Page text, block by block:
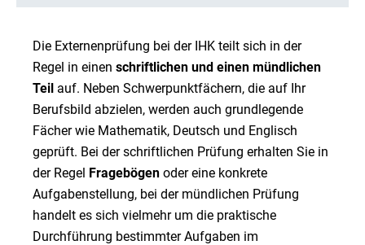
Die Externenprüfung bei der IHK teilt sich in der
Regel in einen schriftlichen und einen mündlichen
Teil auf. Neben Schwerpunktfächern, die auf Ihr
Berufsbild abzielen, werden auch grundlegende
Fächer wie Mathematik, Deutsch und Englisch
geprüft. Bei der schriftlichen Prüfung erhalten Sie in
der Regel Fragebögen oder eine konkrete
Aufgabenstellung, bei der mündlichen Prüfung
handelt es sich vielmehr um die praktische
Durchführung bestimmter Aufgaben im